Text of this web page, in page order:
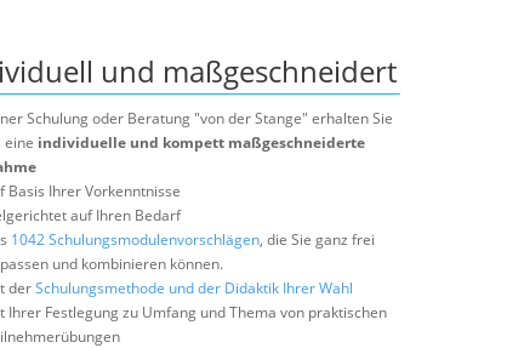
und maßgeschneidert
Schulung oder Beratung "von der Stange" erhalten Sie
eine individuelle und kompett maßgeschneiderte
Basis Ihrer Vorkenntnisse
auf Ihren Bedarf
1042 Schulungsmodulenvorschlägen, die Sie ganz frei
und kombinieren können.
derSchulungsmethode und der Didaktik Ihrer Wahl
Ihrer Festlegung zu Umfang und Thema von praktischen